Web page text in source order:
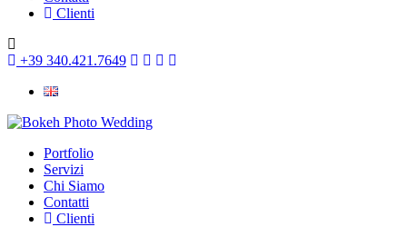
Clienti
+39 340.421.7649
Portfolio
Servizi
Chi Siamo
Contatti
Clienti